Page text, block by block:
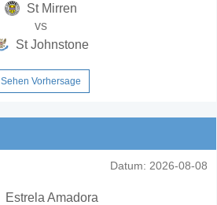
St Mirren
vs
St Johnstone
Sehen Vorhersage
Datum: 2026-08-08
Estrela Amadora